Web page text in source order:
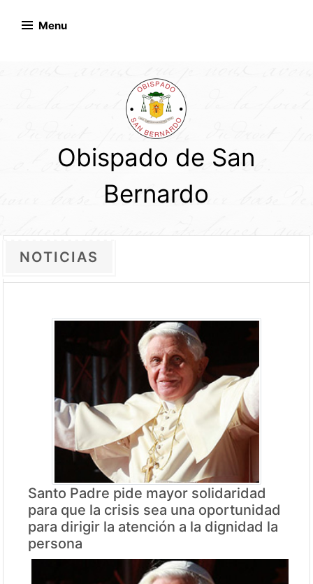
Menu
Obispado de San
Bernardo
NOTICIAS
Santo Padre pide mayor solidaridad
para que la crisis sea una oportunidad
para dirigir la atención a la dignidad la
persona